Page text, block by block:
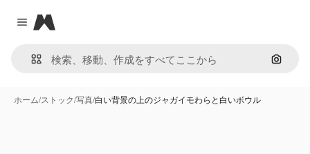
Close menu
Magnific
画像で
ホーム/ストック/写真/白い背景の上のジャガイモわらと白いボウル